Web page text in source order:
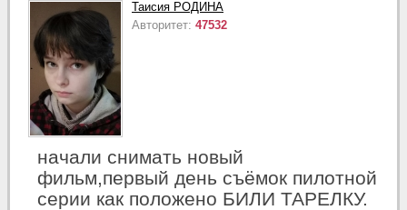
Таисия РОДИНА
Авторитет: 47532
начали снимать новый
фильм,первый день съёмок пилотной
серии как положено БИЛИ ТАРЕЛКУ.